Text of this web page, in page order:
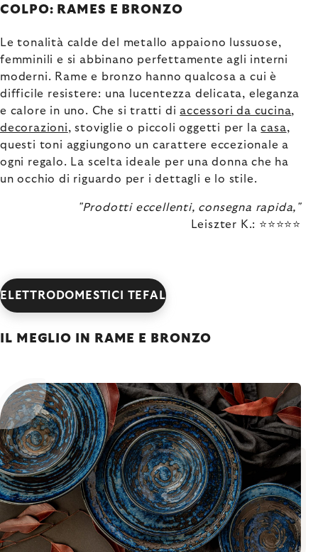
COLPO: RAMES E BRONZO
Le tonalità calde del metallo appaiono lussuose,
femminili e si abbinano perfettamente agli interni
moderni. Rame e bronzo hanno qualcosa a cui è
difficile resistere: una lucentezza delicata, eleganza
e calore in uno. Che si tratti di accessori da cucina,
decorazioni, stoviglie o piccoli oggetti per lacasa,
questi toni aggiungono un carattere eccezionale a
ogni regalo. La scelta ideale per una donna che ha
un occhio di riguardo per i dettagli e lo stile.
"Prodotti eccellenti, consegna rapida,"
Leiszter K.: ⭐⭐⭐⭐⭐
ELETTRODOMESTICI TEFAL
IL MEGLIO IN RAME E BRONZO